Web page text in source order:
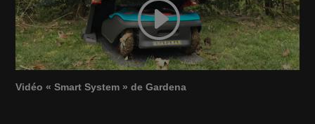
Vidéo « Smart System » de Gardena